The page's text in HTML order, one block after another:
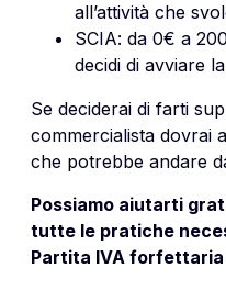
all’attività che
SCIA: da 0€ a
decidi di avviare
Se deciderai di farti
commercialista dovrai
che potrebbe andare
Possiamo aiutarti
tutte le pratiche
Partita IVA forfettaria